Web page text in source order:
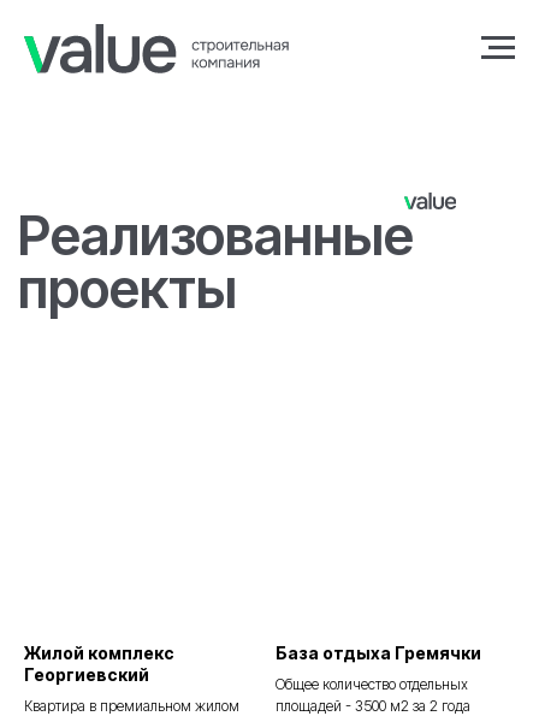
проекты
Жилой комплекс
Георгиевский
Квартира в премиальном жилом
База отдыха Гремячки
Общее количество отдельных
площадей - 3500 м2 за 2 года